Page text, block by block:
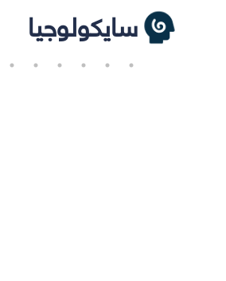
سايكولوجيا